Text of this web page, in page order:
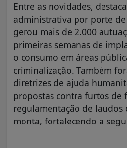
Entre as novidades,
administrativa por porte
gerou mais de 2.000
primeiras semanas de
o consumo em áreas
criminalização. Também
diretrizes de ajuda
propostas contra furtos de
regulamentação de laudos
monta, fortalecendo a